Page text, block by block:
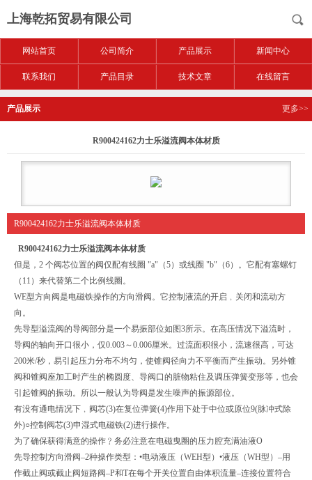
上海乾拓贸易有限公司
网站首页 公司简介 产品展示 新闻中心
联系我们 产品目录 技术文章 在线留言
产品展示 更多>>
R900424162力士乐溢流阀本体材质
R900424162力士乐溢流阀本体材质
R900424162力士乐溢流阀本体材质
但是，2 个阀芯位置的阀仅配有线圈 "a"（5）或线圈 "b"（6）。它配有塞螺钉
（11）来代替第二个比例线圈。
WE型方向阀是电磁铁操作的方向滑阀。它控制液流的开启﹐关闭和流动方
向。
先导型溢流阀的导阀部分是一个易振部位如图3所示。在高压情况下溢流时，
导阀的轴向开口很小，仅0.003～0.006厘米。过流面积很小，流速很高，可达
200米/秒，易引起压力分布不均匀，使锥阀径向力不平衡而产生振动。另外锥
阀和锥阀座加工时产生的椭圆度、导阀口的脏物粘住及调压弹簧变形等，也会
引起锥阀的振动。所以一般认为导阀是发生噪声的振源部位。
有没有通电情况下﹐阀芯(3)在复位弹簧(4)作用下处于中位或原位9(脉冲式除
外)○控制阀芯(3)申湿式电磁铁(2)进行操作。
为了确保获得满意的操作﹖务必注意在电磁曳圈的压力腔充满油液О
先导控制方向滑阀–2种操作类型：•电动液压（WEH型）•液压（WH型）–用
作截止阀或截止阀短路阀–P和T在每个开关位置自由体积流量–连接位置符合